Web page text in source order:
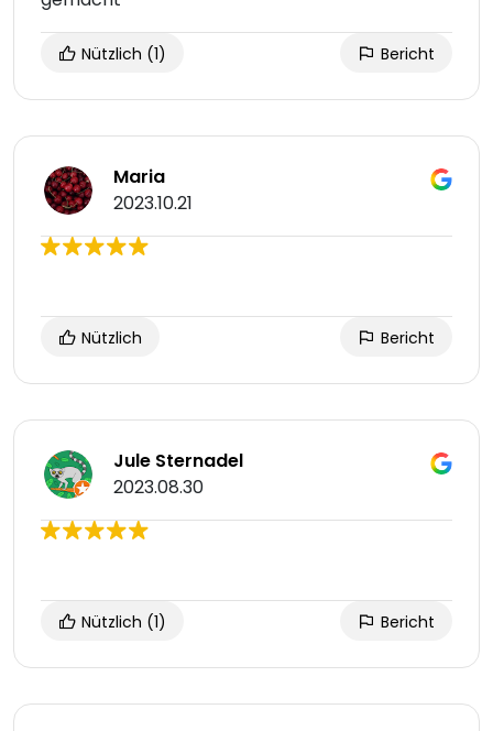
Nützlich (1) Bericht
Maria
2023.10.21
Nützlich Bericht
Jule Sternadel
2023.08.30
Nützlich (1) Bericht